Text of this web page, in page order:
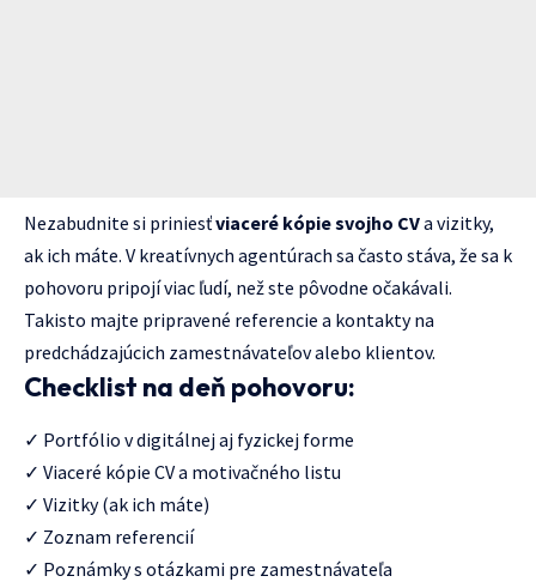
Nezabudnite si priniesťviaceré kópie svojho CVa vizitky,
ak ich máte. V kreatívnych agentúrach sa často stáva, že sa k
pohovoru pripojí viac ľudí, než ste pôvodne očakávali.
Takisto majte pripravené referencie a kontakty na
predchádzajúcich zamestnávateľov alebo klientov.
Checklist na deň pohovoru:
✓ Portfólio v digitálnej aj fyzickej forme
✓ Viaceré kópie CV a motivačného listu
✓ Vizitky (ak ich máte)
✓ Zoznam referencií
✓ Poznámky s otázkami pre zamestnávateľa